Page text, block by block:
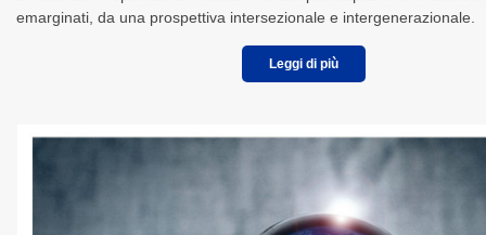
emarginati, da una prospettiva intersezionale e intergenerazionale.
Leggi di più